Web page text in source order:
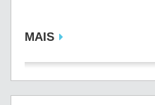
MAIS